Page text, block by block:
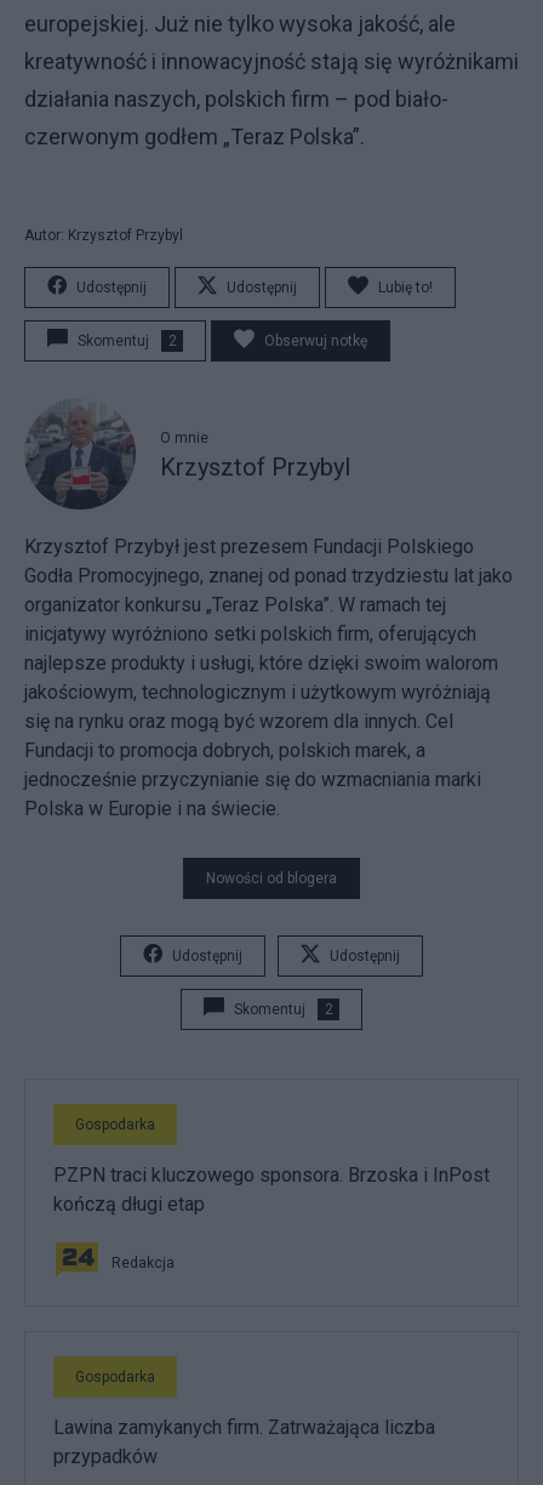
europejskiej. Już nie tylko wysoka jakość, ale
kreatywność i innowacyjność stają się wyróżnikami
działania naszych, polskich firm – pod biało-
czerwonym godłem „Teraz Polska”.
Autor: Krzysztof Przybyl
Udostępnij Udostępnij Lubię to!
Skomentuj 2 Obserwuj notkę
O mnie
Krzysztof Przybyl
Krzysztof Przybył jest prezesem Fundacji Polskiego
Godła Promocyjnego, znanej od ponad trzydziestu lat jako
organizator konkursu „Teraz Polska”. W ramach tej
inicjatywy wyróżniono setki polskich firm, oferujących
najlepsze produkty i usługi, które dzięki swoim walorom
jakościowym, technologicznym i użytkowym wyróżniają
się na rynku oraz mogą być wzorem dla innych. Cel
Fundacji to promocja dobrych, polskich marek, a
jednocześnie przyczynianie się do wzmacniania marki
Polska w Europie i na świecie.
Nowości od blogera
Udostępnij Udostępnij
Skomentuj 2
Gospodarka
PZPN traci kluczowego sponsora. Brzoska i InPost
kończą długi etap
Redakcja
Gospodarka
Lawina zamykanych firm. Zatrważająca liczba
przypadków